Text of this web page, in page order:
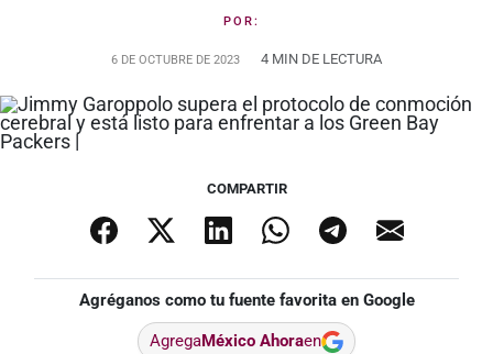
POR:
6 DE OCTUBRE DE 2023 4 MIN DE LECTURA
COMPARTIR
Agréganos como tu fuente favorita en Google
AgregaMéxico Ahoraen